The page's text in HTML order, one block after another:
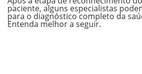
paciente, alguns especialistas
para o diagnóstico completo da
Entenda melhor a seguir.